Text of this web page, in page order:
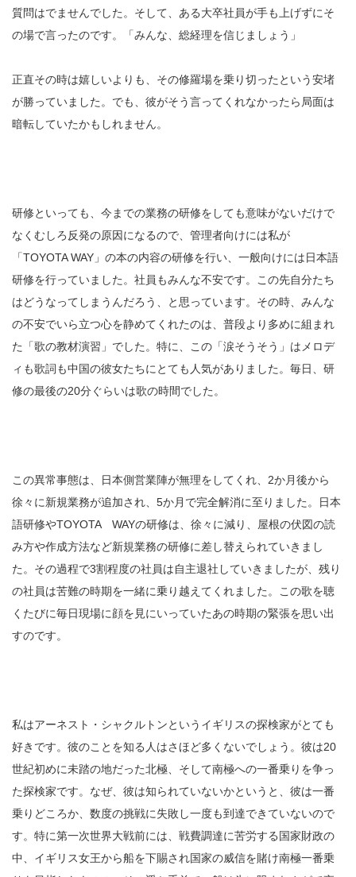
質問はでませんでした。そして、ある大卒社員が手も上げずにそ
の場で言ったのです。「みんな、総経理を信じましょう」
正直その時は嬉しいよりも、その修羅場を乗り切ったという安堵
が勝っていました。でも、彼がそう言ってくれなかったら局面は
暗転していたかもしれません。
研修といっても、今までの業務の研修をしても意味がないだけで
なくむしろ反発の原因になるので、管理者向けには私が
「TOYOTA WAY」の本の内容の研修を行い、一般向けには日本語
研修を行っていました。社員もみんな不安です。この先自分たち
はどうなってしまうんだろう、と思っています。その時、みんな
の不安でいら立つ心を静めてくれたのは、普段より多めに組まれ
た「歌の教材演習」でした。特に、この「涙そうそう」はメロデ
ィも歌詞も中国の彼女たちにとても人気がありました。毎日、研
修の最後の20分ぐらいは歌の時間でした。
この異常事態は、日本側営業陣が無理をしてくれ、2か月後から
徐々に新規業務が追加され、5か月で完全解消に至りました。日本
語研修やTOYOTA WAYの研修は、徐々に減り、屋根の伏図の読
み方や作成方法など新規業務の研修に差し替えられていきまし
た。その過程で3割程度の社員は自主退社していきましたが、残り
の社員は苦難の時期を一緒に乗り越えてくれました。この歌を聴
くたびに毎日現場に顔を見にいっていたあの時期の緊張を思い出
すのです。
私はアーネスト・シャクルトンというイギリスの探検家がとても
好きです。彼のことを知る人はさほど多くないでしょう。彼は20
世紀初めに未踏の地だった北極、そして南極への一番乗りを争っ
た探検家です。なぜ、彼は知られていないかというと、彼は一番
乗りどころか、数度の挑戦に失敗し一度も到達できていないので
す。特に第一次世界大戦前には、戦費調達に苦労する国家財政の
中、イギリス女王から船を下賜され国家の威信を賭け南極一番乗